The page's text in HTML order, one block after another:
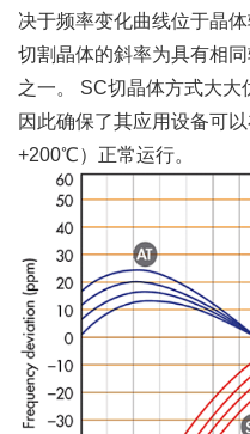
决于频率变化曲线位于晶
切割晶体的斜率为具有相
之一。 SC切晶体方式大大
因此确保了其应用设备可
+200℃）正常运行。